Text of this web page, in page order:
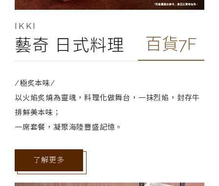
IKKI
藝奇 日式料理 百貨7F
/極炙本味/
以火焰炙燒為靈魂，料理化做舞台，一抹烈焰，封存牛
排鮮美本味；
一席套餐，凝聚海陸豐盛記憶。
了解更多